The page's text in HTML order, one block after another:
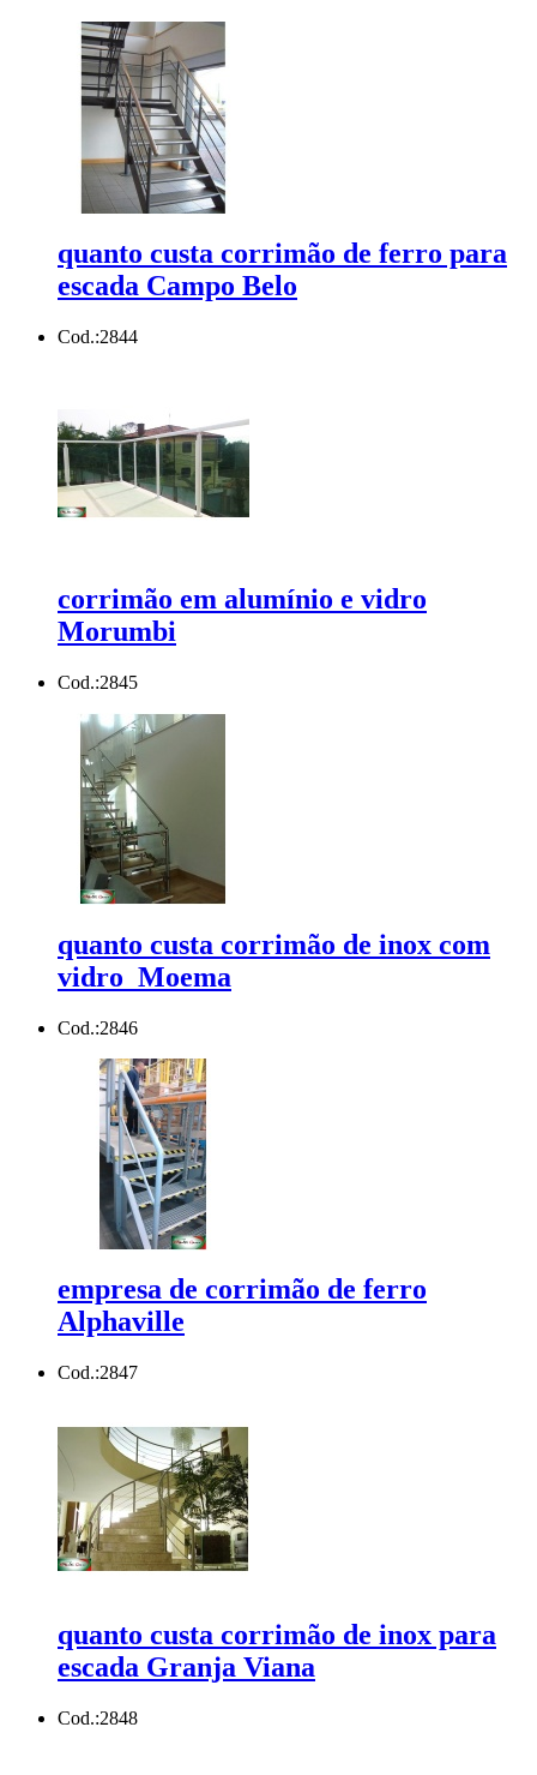
quanto custa corrimão de ferro para
escada Campo Belo
Cod.:2844
corrimão em alumínio e vidro
Morumbi
Cod.:2845
quanto custa corrimão de inox com
vidro Moema
Cod.:2846
empresa de corrimão de ferro
Alphaville
Cod.:2847
quanto custa corrimão de inox para
escada Granja Viana
Cod.:2848